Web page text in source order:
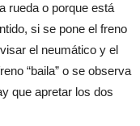
rueda o porque está
si se pone el freno
el neumático y el
“baila” o se observa
que apretar los dos